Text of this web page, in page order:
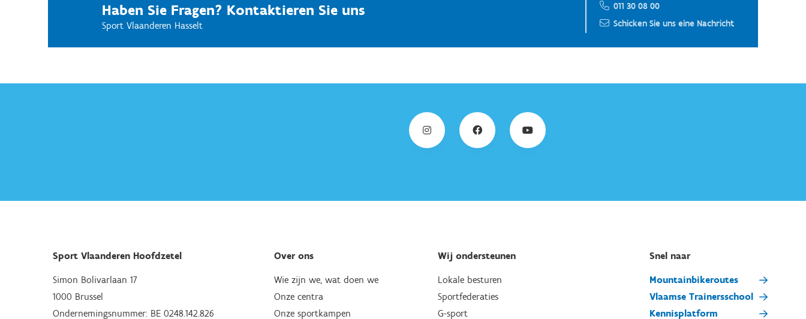
Haben Sie Fragen? Kontaktieren Sie uns
Sport Vlaanderen Hasselt
011 30 08 00
Schicken Sie uns eine Nachricht
Sport Vlaanderen Hoofdzetel
Simon Bolivarlaan 17
1000 Brussel
Ondernemingsnummer: BE 0248.142.826
Over ons
Wie zijn we, wat doen we
Onze centra
Onze sportkampen
Wij ondersteunen
Lokale besturen
Sportfederaties
G-sport
Snel naar
Mountainbikeroutes
Vlaamse Trainersschool
Kennisplatform